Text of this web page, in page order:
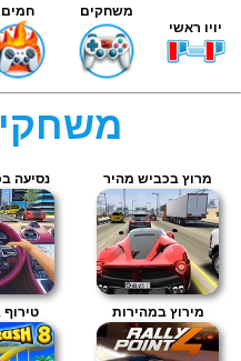
יויו ראשי
משחקים חמים
מרוץ בכביש מהיר נסיעה
מירוץ במהירות טירוף